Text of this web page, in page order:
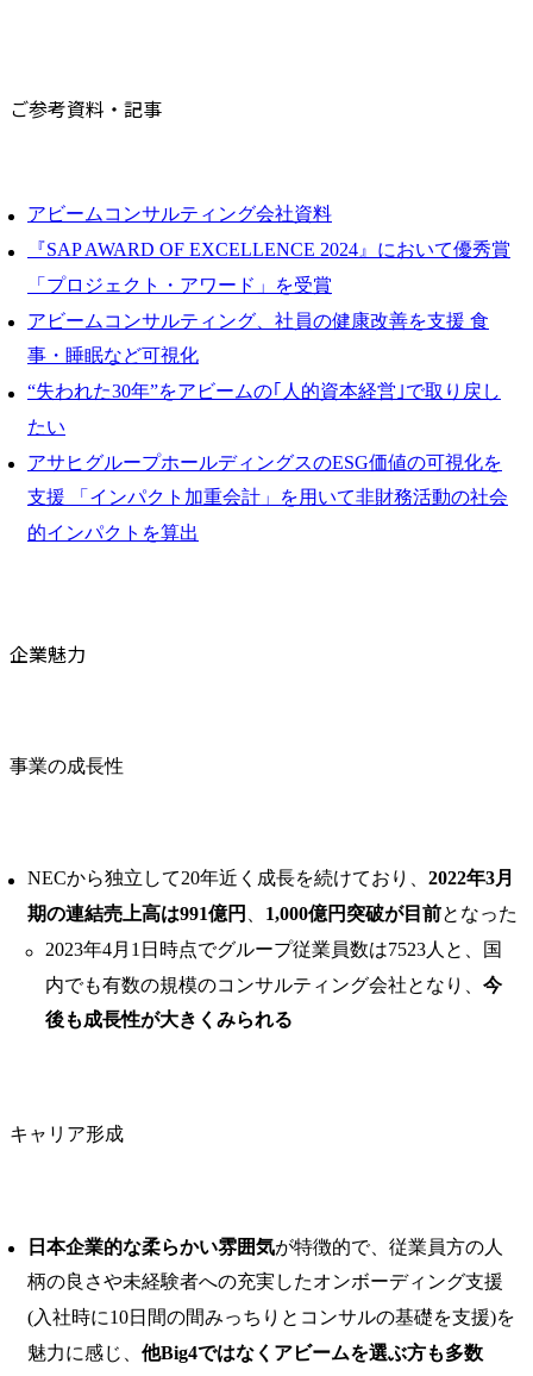
ご参考資料・記事
アビームコンサルティング会社資料
『SAP AWARD OF EXCELLENCE 2024』において優秀賞
「プロジェクト・アワード」を受賞
アビームコンサルティング、社員の健康改善を支援 食
事・睡眠など可視化
“失われた30年”をアビームの｢人的資本経営｣で取り戻し
たい
アサヒグループホールディングスのESG価値の可視化を
支援 「インパクト加重会計」を用いて非財務活動の社会
的インパクトを算出
企業魅力
事業の成長性
NECから独立して20年近く成長を続けており、 2022年3月
期の連結売上高は991億円
1,000億円突破が目前となった
2023年4月1日時点でグループ従業員数は7523人と、国
内でも有数の規模のコンサルティング会社となり、 今
後も成長性が大きくみられる
キャリア形成
日本企業的な柔らかい雰囲気が特徴的で、従業員方の人
柄の良さや未経験者への充実したオンボーディング支援
(入社時に10日間の間みっちりとコンサルの基礎を支援)を
魅力に感じ、 他Big4ではなくアビームを選ぶ方も多数